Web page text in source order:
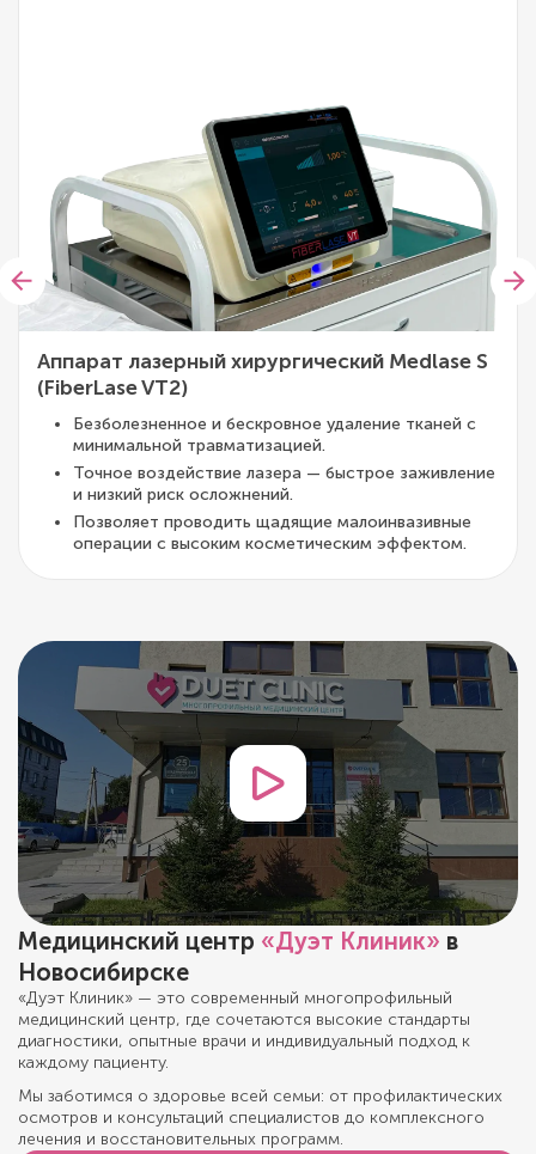
Аппарат лазерный хирургический Medlase S
(FiberLase VT2)
Безболезненное и бескровное удаление тканей с
минимальной травматизацией.
Точное воздействие лазера — быстрое заживление
и низкий риск осложнений.
Позволяет проводить щадящие малоинвазивные
операции с высоким косметическим эффектом.
Медицинский центр «Дуэт Клиник» в
Новосибирске
«Дуэт Клиник» — это современный многопрофильный
медицинский центр, где сочетаются высокие стандарты
диагностики, опытные врачи и индивидуальный подход к
каждому пациенту.
Мы заботимся о здоровье всей семьи: от профилактических
осмотров и консультаций специалистов до комплексного
лечения и восстановительных программ.